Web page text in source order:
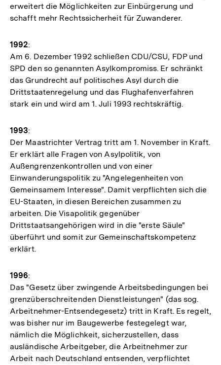
erweitert die Möglichkeiten zur Einbürgerung und
schafft mehr Rechtssicherheit für Zuwanderer.
1992:
Am 6. Dezember 1992 schließen CDU/CSU, FDP und
SPD den so genannten Asylkompromiss. Er schränkt
das Grundrecht auf politisches Asyl durch die
Drittstaatenregelung und das Flughafenverfahren
stark ein und wird am 1. Juli 1993 rechtskräftig.
1993:
Der Maastrichter Vertrag tritt am 1. November in Kraft.
Er erklärt alle Fragen von Asylpolitik, von
Außengrenzenkontrollen und von einer
Einwanderungspolitik zu "Angelegenheiten von
Gemeinsamem Interesse". Damit verpflichten sich die
EU-Staaten, in diesen Bereichen zusammen zu
arbeiten. Die Visapolitik gegenüber
Drittstaatsangehörigen wird in die "erste Säule"
überführt und somit zur Gemeinschaftskompetenz
erklärt.
1996:
Das "Gesetz über zwingende Arbeitsbedingungen bei
grenzüberschreitenden Dienstleistungen" (das sog.
Arbeitnehmer-Entsendegesetz) tritt in Kraft. Es regelt,
was bisher nur im Baugewerbe festegelegt war,
nämlich die Möglichkeit, sicherzustellen, dass
ausländische Arbeitgeber, die Arbeitnehmer zur
Arbeit nach Deutschland entsenden, verpflichtet